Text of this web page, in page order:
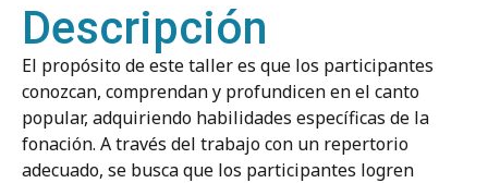
Descripción
El propósito de este taller es que los participantes
conozcan, comprendan y profundicen en el canto
popular, adquiriendo habilidades específicas de la
fonación. A través del trabajo con un repertorio
adecuado, se busca que los participantes logren